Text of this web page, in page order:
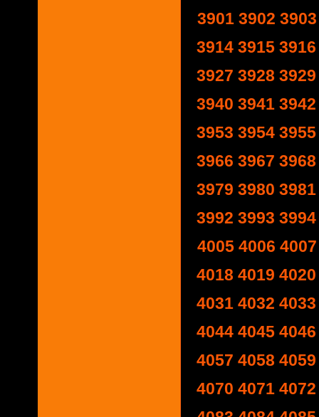
3901 3902 3903
3914 3915 3916
3927 3928 3929
3940 3941 3942
3953 3954 3955
3966 3967 3968
3979 3980 3981
3992 3993 3994
4005 4006 4007
4018 4019 4020
4031 4032 4033
4044 4045 4046
4057 4058 4059
4070 4071 4072